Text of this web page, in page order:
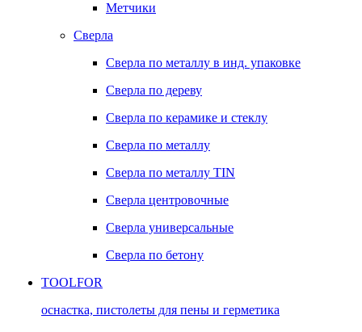
Метчики
Сверла
Сверла по металлу в инд. упаковке
Сверла по дереву
Сверла по керамике и стеклу
Сверла по металлу
Сверла по металлу TIN
Сверла центровочные
Сверла универсальные
Сверла по бетону
TOOLFOR
оснастка, пистолеты для пены и герметика